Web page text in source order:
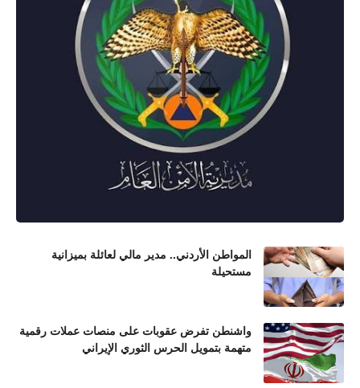
المواطن الأردني.. مدير مالي لعائلة بميزانية
مستحيلة
واشنطن تفرض عقوبات على منصات عملات رقمية
متهمة بتمويل الحرس الثوري الإيراني